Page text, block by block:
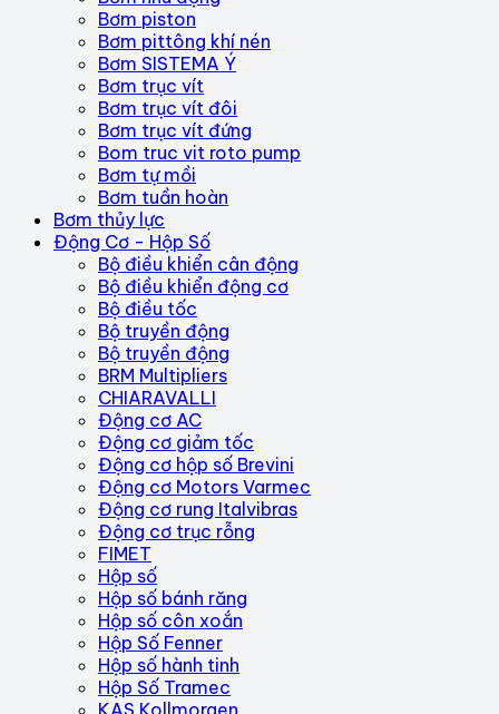
Bơm piston
Bơm pittông khí nén
Bơm SISTEMA Ý
Bơm trục vít
Bơm trục vít đôi
Bơm trục vít đứng
Bom truc vit roto pump
Bơm tự mồi
Bơm tuần hoàn
Bơm thủy lực
Động Cơ - Hộp Số
Bộ điều khiển cân động
Bộ điều khiển động cơ
Bộ điều tốc
Bộ truyền động
Bộ truyền động
BRM Multipliers
CHIARAVALLI
Động cơ AC
Động cơ giảm tốc
Động cơ hộp số Brevini
Động cơ Motors Varmec
Động cơ rung Italvibras
Động cơ trục rỗng
FIMET
Hộp số
Hộp số bánh răng
Hộp số côn xoắn
Hộp Số Fenner
Hộp số hành tinh
Hộp Số Tramec
KAS Kollmorgen